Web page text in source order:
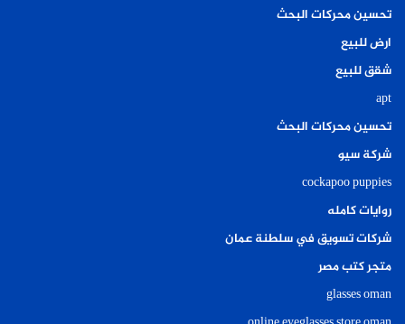
تحسين محركات البحث
ارض للبيع
شقق للبيع
apt
تحسين محركات البحث
شركة سيو
cockapoo puppies
روايات كامله
شركات تسويق في سلطنة عمان
متجر كتب مصر
glasses oman